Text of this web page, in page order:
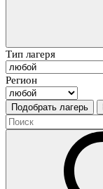
Тип лагеря
Регион
Подобрать лагерь